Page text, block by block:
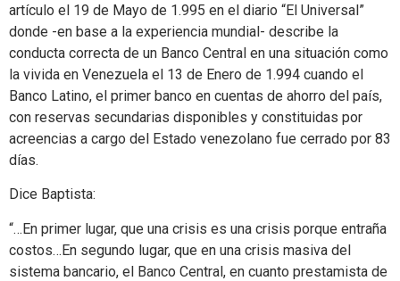
artículo el 19 de Mayo de 1.995 en el diario “El Universal”
donde -en base a la experiencia mundial- describe la
conducta correcta de un Banco Central en una situación como
la vivida en Venezuela el 13 de Enero de 1.994 cuando el
Banco Latino, el primer banco en cuentas de ahorro del país,
con reservas secundarias disponibles y constituidas por
acreencias a cargo del Estado venezolano fue cerrado por 83
días.
Dice Baptista:
“…En primer lugar, que una crisis es una crisis porque entraña
costos…En segundo lugar, que en una crisis masiva del
sistema bancario, el Banco Central, en cuanto prestamista de